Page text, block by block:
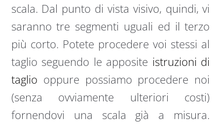
scala. Dal punto di vista visivo, quindi, vi
saranno tre segmenti uguali ed il terzo
più corto. Potete procedere voi stessi al
taglio seguendo le apposite istruzioni di
taglio oppure possiamo procedere noi
(senza ovviamente ulteriori costi)
fornendovi una scala già a misura.